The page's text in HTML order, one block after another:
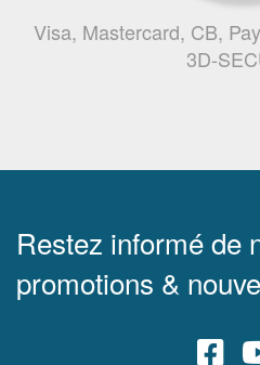
Visa, Mastercard, CB,
3D-
Restez informé de
promotions &